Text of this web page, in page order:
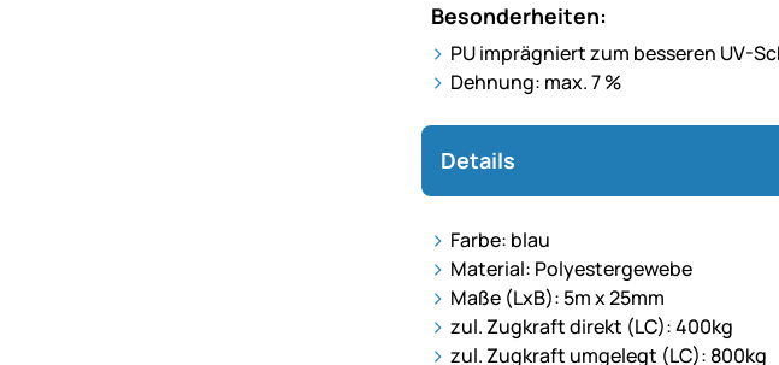
Besonderheiten:
PU imprägniert zum besseren UV-
Dehnung: max. 7 %
Details
Farbe: blau
Material: Polyestergewebe
Maße (LxB): 5m x 25mm
zul. Zugkraft direkt (LC): 400kg
zul. Zugkraft umgelegt (LC): 800kg